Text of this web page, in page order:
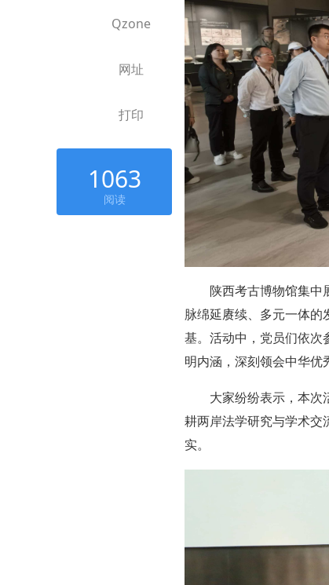
Qzone
网址
打印
1063
阅读
陕西考古博物馆集中
脉绵延赓续、多元一体
基。活动中，党员们依次
明内涵，深刻领会中华优
大家纷纷表示，本次
耕两岸法学研究与学术交
实。